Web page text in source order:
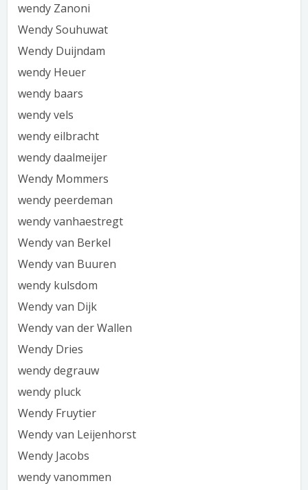
wendy Zanoni
Wendy Souhuwat
Wendy Duijndam
wendy Heuer
wendy baars
wendy vels
wendy eilbracht
wendy daalmeijer
Wendy Mommers
wendy peerdeman
wendy vanhaestregt
Wendy van Berkel
Wendy van Buuren
wendy kulsdom
Wendy van Dijk
Wendy van der Wallen
Wendy Dries
wendy degrauw
wendy pluck
Wendy Fruytier
Wendy van Leijenhorst
Wendy Jacobs
wendy vanommen